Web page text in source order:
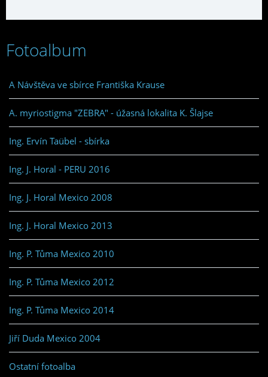
Fotoalbum
A Návštěva ve sbírce Františka Krause
A. myriostigma "ZEBRA" - úžasná lokalita K. Šlajse
Ing. Ervín Taübel - sbírka
Ing. J. Horal - PERU 2016
Ing. J. Horal Mexico 2008
Ing. J. Horal Mexico 2013
Ing. P. Tůma Mexico 2010
Ing. P. Tůma Mexico 2012
Ing. P. Tůma Mexico 2014
Jiří Duda Mexico 2004
Ostatní fotoalba